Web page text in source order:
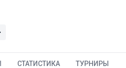
СТАТИСТИКА ТУРНИРЫ